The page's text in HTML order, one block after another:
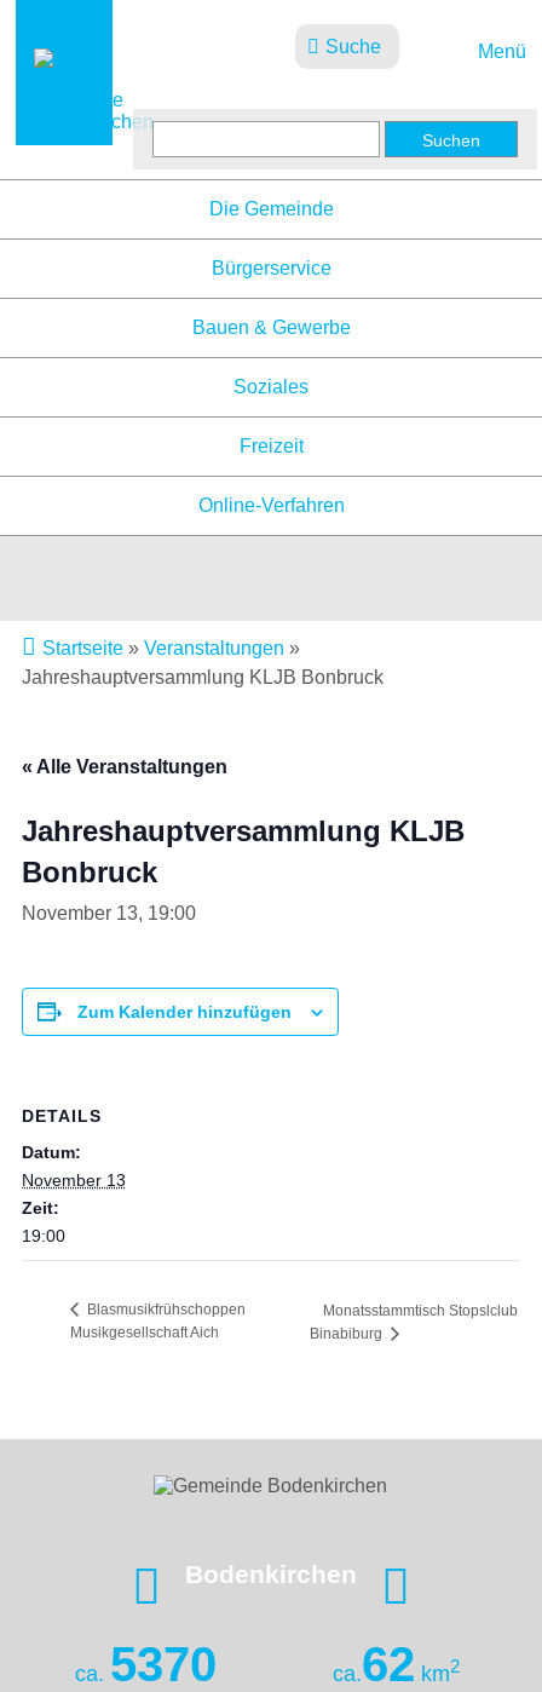
Menü
Suche
Die Gemeinde
Bürgerservice
Bauen & Gewerbe
Soziales
Freizeit
Online-Verfahren
Startseite» Veranstaltungen »
Jahreshauptversammlung KLJB Bonbruck
« Alle Veranstaltungen
Jahreshauptversammlung KLJB
Bonbruck
November 13, 19:00
Zum Kalender hinzufügen
DETAILS
Datum:
November 13
Zeit:
19:00
Blasmusikfrühschoppen
Musikgesellschaft Aich
Monatsstammtisch Stopslclub
Binabiburg
Bodenkirchen
ca. 5370 ca.62 km2